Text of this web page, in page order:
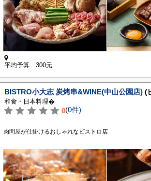
平均予算 300元
BISTRO小大志 炭烤串&WINE(中山公園店) (
和食・日本料理�
0(0件)
肉問屋が仕掛けるおしゃれなビストロ店